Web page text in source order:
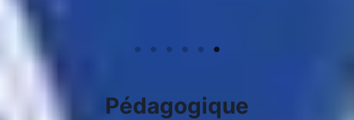
Pédagogique